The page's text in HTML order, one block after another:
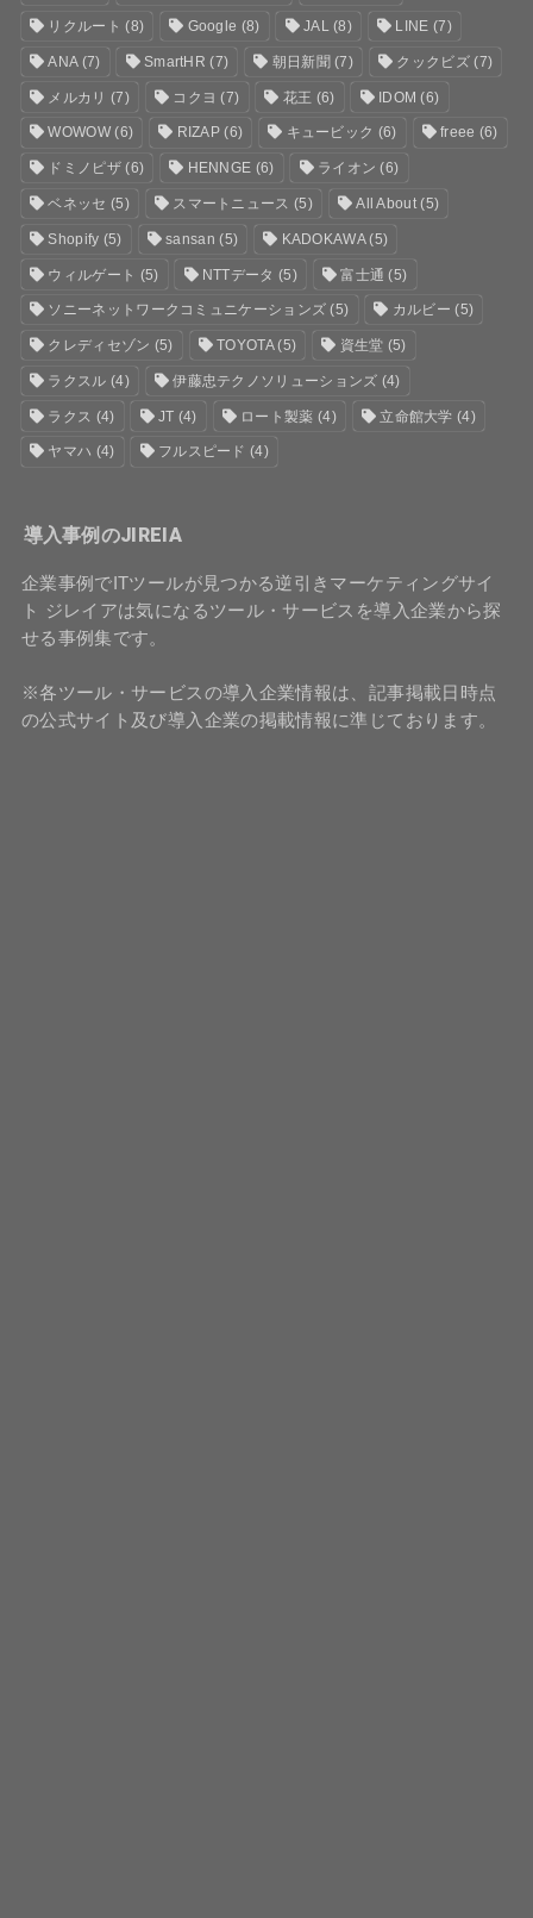
リクルート (8) Google (8) JAL(8) LINE (7)
ANA(7) SmartHR (7) 朝日新聞 (7) クックビズ(7)
メルカリ (7) コクヨ (7) 花王 (6) IDOM (6)
WOWOW(6) RIZAP (6) キュービック (6) freee (6)
ドミノピザ(6) HENNGE (6) ライオン (6)
ベネッセ (5) スマートニュース (5) All About(5)
Shopify (5) sansan (5) KADOKAWA(5)
ウィルゲート (5) NTTデータ (5) 富士通 (5)
ソニーネットワークコミュニケーションズ (5) カルビー (5)
クレディセゾン (5) TOYOTA(5) 資生堂 (5)
ラクスル (4) 伊藤忠テクノソリューションズ (4)
ラクス (4) JT (4) ロート製薬 (4) 立命館大学 (4)
ヤマハ (4) フルスピード (4)
導入事例のJIREIA
企業事例でITツールが見つかる逆引きマーケティングサイ
ト ジレイアは気になるツール・サービスを導入企業から探
せる事例集です。
※各ツール・サービスの導入企業情報は、記事掲載日時点
の公式サイト及び導入企業の掲載情報に準じております。